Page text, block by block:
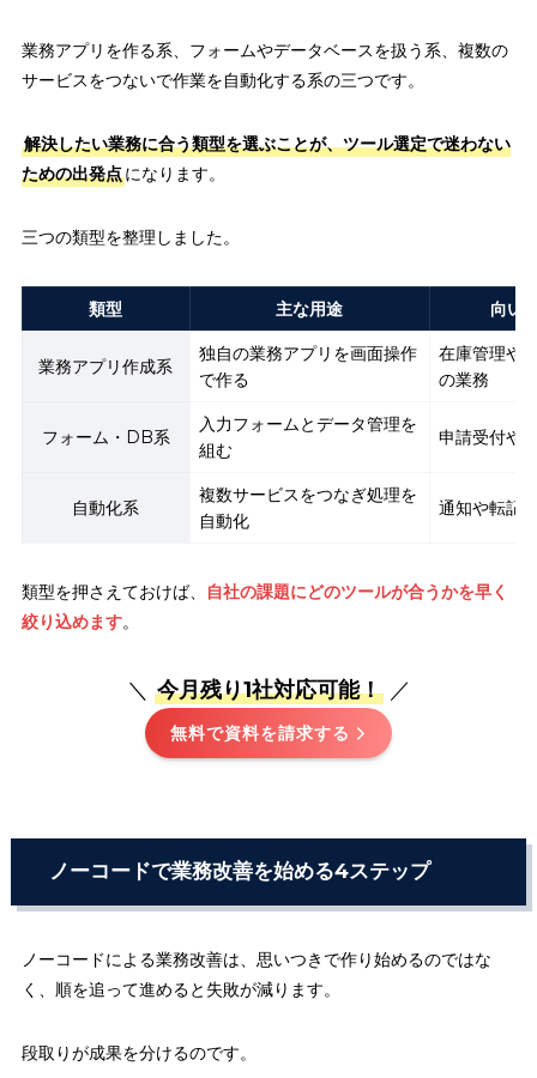
業務アプリを作る系、フォームやデータベースを扱う系、複数の
サービスをつないで作業を自動化する系の三つです。
解決したい業務に合う類型を選ぶことが、ツール選定で迷わない
ための出発点になります。
三つの類型を整理しました。
類型 主な用途 向い
業務アプリ作成系
独自の業務アプリを画面操作
で作る
在庫管理や
の業務
フォーム・DB系
入力フォームとデータ管理を
組む
申請受付や
自動化系
複数サービスをつなぎ処理を
自動化
通知や転記
類型を押さえておけば、
自社の課題にどのツールが合うかを早く
絞り込めます。
＼ 今月残り1社対応可能！／
無料で資料を請求する
ノーコードで業務改善を始める4ステップ
ノーコードによる業務改善は、思いつきで作り始めるのではな
く、順を追って進めると失敗が減ります。
段取りが成果を分けるのです。